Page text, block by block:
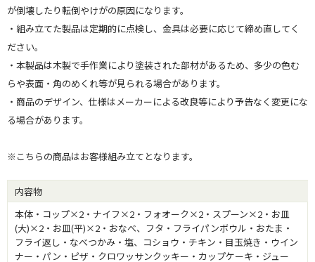
が倒壊したり転倒やけがの原因になります。
・組み立てた製品は定期的に点検し、金具は必要に応じて締め直してく
ださい。
・本製品は木製で手作業により塗装された部材があるため、多少の色む
らや表面・角のめくれ等が見られる場合があります。
・商品のデザイン、仕様はメーカーによる改良等により予告なく変更にな
る場合があります。
※こちらの商品はお客様組み立てとなります。
内容物
本体・コップ×2・ナイフ×2・フォオーク×2・スプーン×2・お皿
(大)×2・お皿(平)×2・おなべ、フタ・フライパンボウル・おたま・
フライ返し・なべつかみ・塩、コショウ・チキン・目玉焼き・ウイン
ナー・パン・ピザ・クロワッサンクッキー・カップケーキ・ジュー